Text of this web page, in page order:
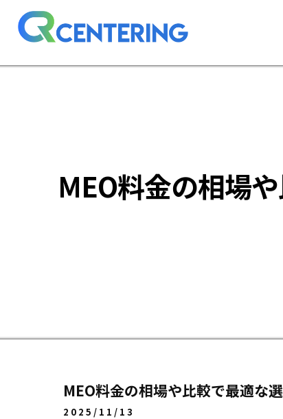
MEO料金の相場
MEO料金の相場や比較で最適な
2025/11/13